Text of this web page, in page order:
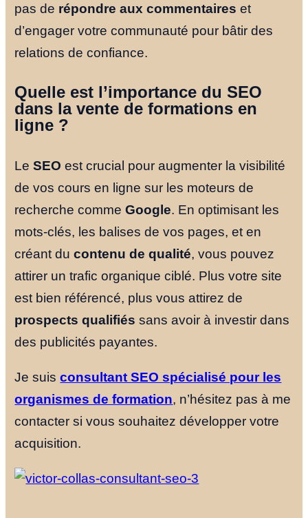
pas de répondre aux commentaires et
d’engager votre communauté pour bâtir des
relations de confiance.
Quelle est l’importance du SEO
dans la vente de formations en
ligne ?
LeSEO est crucial pour augmenter la visibilité
de vos cours en ligne sur les moteurs de
recherche commeGoogle. En optimisant les
mots-clés, les balises de vos pages, et en
créant ducontenu de qualité, vous pouvez
attirer un trafic organique ciblé. Plus votre site
est bien référencé, plus vous attirez de
prospects qualifiés sans avoir à investir dans
des publicités payantes.
Je suisconsultant SEO spécialisé pour les
organismes de formation, n’hésitez pas à me
contacter si vous souhaitez développer votre
acquisition.